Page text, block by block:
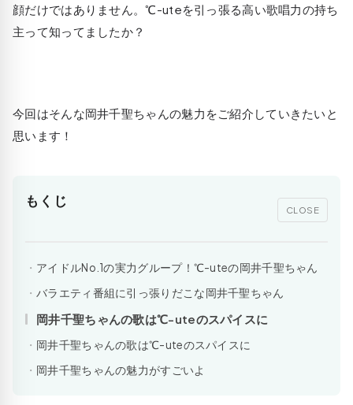
顔だけではありません。℃-uteを引っ張る高い歌唱力の持ち
主って知ってましたか？
今回はそんな岡井千聖ちゃんの魅力をご紹介していきたいと
思います！
もくじ
CLOSE
アイドルNo.1の実力グループ！℃-uteの岡井千聖ちゃん
バラエティ番組に引っ張りだこな岡井千聖ちゃん
岡井千聖ちゃんの歌は℃-uteのスパイスに
岡井千聖ちゃんの歌は℃-uteのスパイスに
岡井千聖ちゃんの魅力がすごいよ